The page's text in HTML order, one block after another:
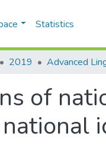
Statistics
2019 Advanced
of